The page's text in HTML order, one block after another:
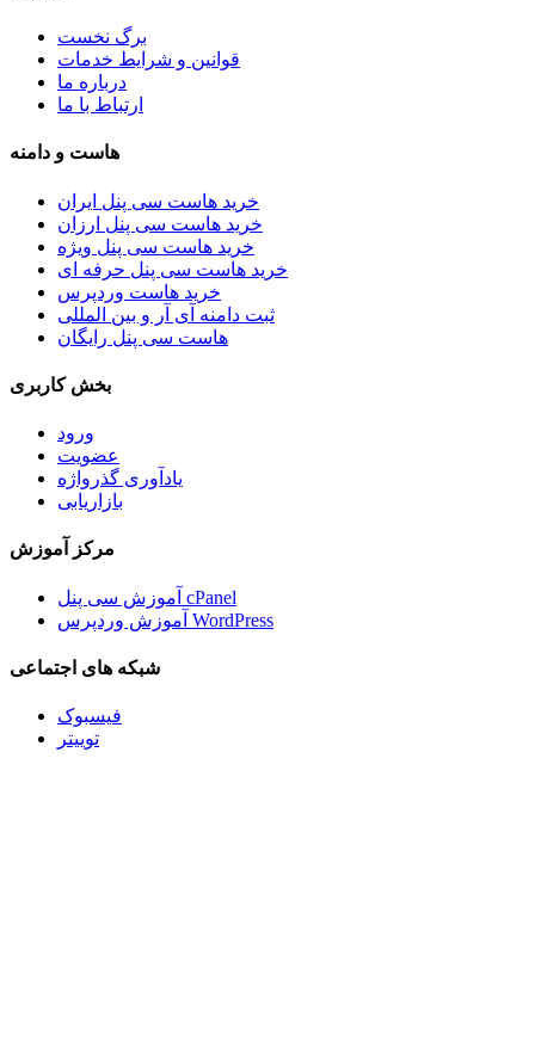
برگ نخست
قوانین و شرایط خدمات
درباره ما
ارتباط با ما
هاست و دامنه
خرید هاست سی پنل ایران
خرید هاست سی پنل ارزان
خرید هاست سی پنل ویژه
خرید هاست سی پنل حرفه ای
خرید هاست وردپرس
ثبت دامنه آی آر و بین المللی
هاست سی پنل رایگان
بخش کاربری
ورود
عضویت
یادآوری گذرواژه
بازاریابی
مرکز آموزش
آموزش سی پنل cPanel
آموزش وردپرس WordPress
شبکه های اجتماعی
فیسبوک
توییتر